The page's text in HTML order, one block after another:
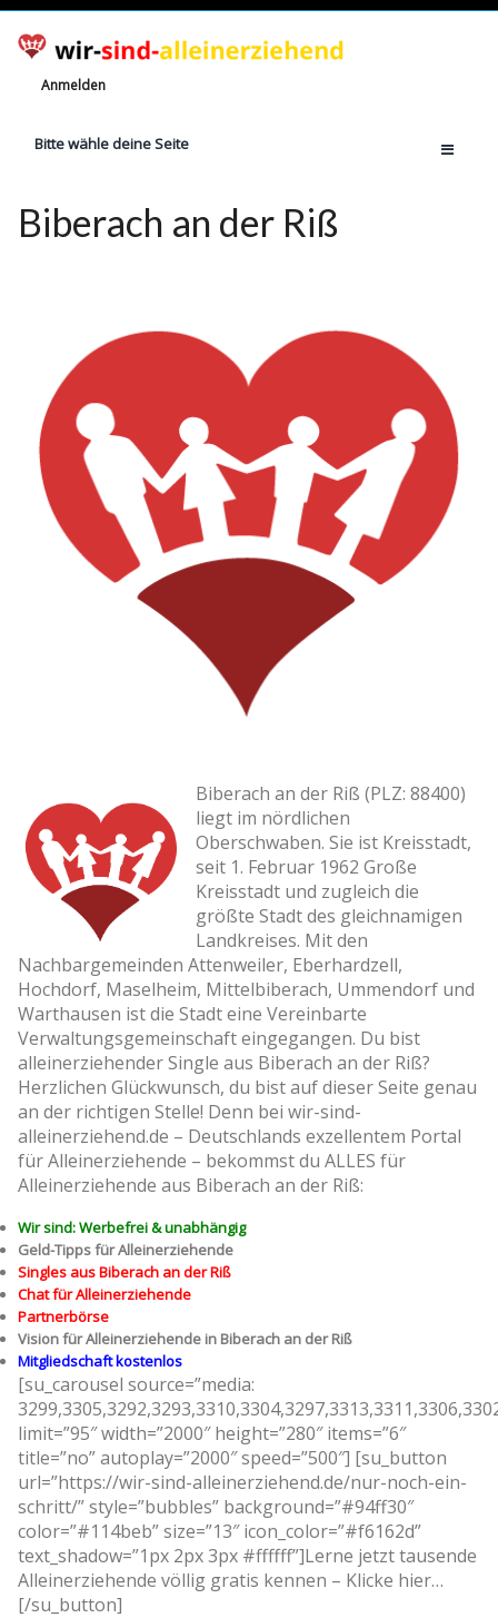
Anmelden
Bitte wähle deine Seite
Jetzt registrieren!
Finanzielle Hilfe
Witze
Wissen
Rechte
Biberach an der Riß
Biberach an der Riß (PLZ: 88400)
liegt im nördlichen
Oberschwaben. Sie ist Kreisstadt,
seit 1. Februar 1962 Große
Kreisstadt und zugleich die
größte Stadt des gleichnamigen
Landkreises. Mit den
Nachbargemeinden Attenweiler, Eberhardzell,
Hochdorf, Maselheim, Mittelbiberach, Ummendorf und
Warthausen ist die Stadt eine Vereinbarte
Verwaltungsgemeinschaft eingegangen. Du bist
alleinerziehender Single aus Biberach an der Riß?
Herzlichen Glückwunsch, du bist auf dieser Seite genau
an der richtigen Stelle! Denn bei wir-sind-
alleinerziehend.de – Deutschlands exzellentem Portal
für Alleinerziehende – bekommst du ALLES für
Alleinerziehende aus Biberach an der Riß:
Wir sind: Werbefrei & unabhängig
Geld-Tipps für Alleinerziehende
Singles aus Biberach an der Riß
Chat für Alleinerziehende
Partnerbörse
Vision für Alleinerziehende in Biberach an der Riß
Mitgliedschaft kostenlos
[su_carousel source=”media:
limit=”95″ width=”2000″ height=”280″ items=”6″
title=”no” autoplay=”2000″ speed=”500″] [su_button
url=”https://wir-sind-alleinerziehend.de/nur-noch-ein-
schritt/” style=”bubbles” background=”#94ff30″
color=”#114beb” size=”13″ icon_color=”#f6162d”
text_shadow=”1px 2px 3px #ffffff”]Lerne jetzt tausende
Alleinerziehende völlig gratis kennen – Klicke hier…
[/su_button]